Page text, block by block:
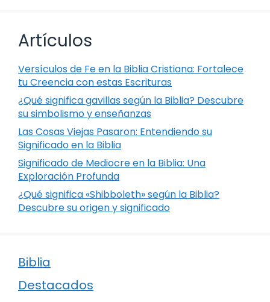
Artículos
Versículos de Fe en la Biblia Cristiana: Fortalece
tu Creencia con estas Escrituras
¿Qué significa gavillas según la Biblia? Descubre
su simbolismo y enseñanzas
Las Cosas Viejas Pasaron: Entendiendo su
Significado en la Biblia
Significado de Mediocre en la Biblia: Una
Exploración Profunda
¿Qué significa «Shibboleth» según la Biblia?
Descubre su origen y significado
Biblia
Destacados